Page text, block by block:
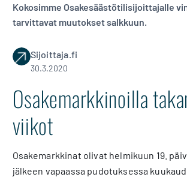
Kokosimme Osakesäästötilisijoittajalle
tarvittavat muutokset salkkuun.
Sijoittaja.fi
30.3.2020
Osakemarkkinoilla
viikot
Osakemarkkinat olivat helmikuun 19.
jälkeen vapaassa pudotuksessa